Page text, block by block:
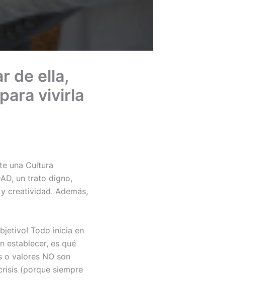
de ella,
vivirla
una Cultura
un trato digno,
creatividad. Además,
Todo inicia en
establecer, es qué
valores NO son
(porque siempre